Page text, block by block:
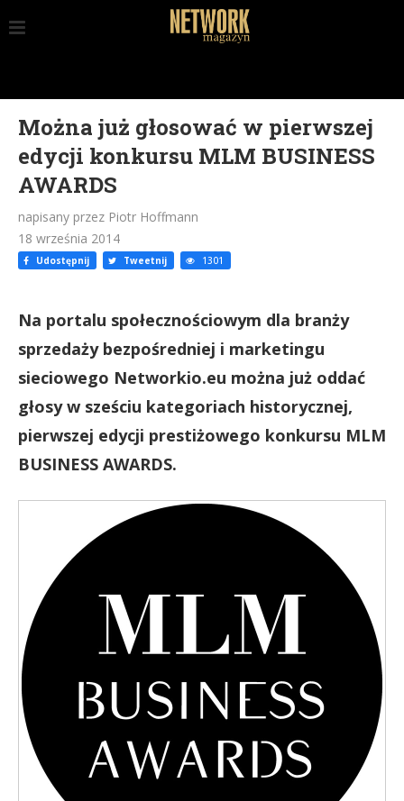
Można już głosować w pierwszej
edycji konkursu MLM BUSINESS
AWARDS
napisany przez Piotr Hoffmann
18 września 2014
Udostępnij Tweetnij 1301
Na portalu społecznościowym dla branży
sprzedaży bezpośredniej i marketingu
sieciowego Networkio.eu można już oddać
głosy w sześciu kategoriach historycznej,
pierwszej edycji prestiżowego konkursu MLM
BUSINESS AWARDS.